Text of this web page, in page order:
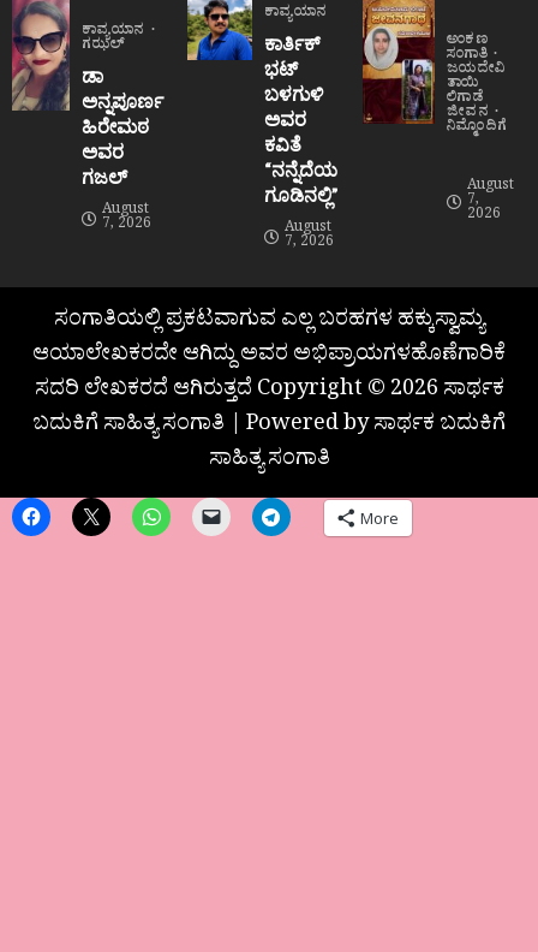
ಕಾವ್ಯಯಾನ
ಗಝಲ್
ಡಾ
ಅನ್ನಪೂರ್ಣ
ಹಿರೇಮಠ
ಅವರ
ಗಜಲ್
August
7, 2026
ಕಾವ್ಯಯಾನ
ಕಾರ್ತಿಕ್
ಭಟ್
ಬಳಗುಳಿ
ಅವರ
ಕವಿತೆ
“ನನ್ನೆದೆಯ
ಗೂಡಿನಲ್ಲಿ”
August
7, 2026
ಅಂಕಣ
ಸಂಗಾತಿ
ಜಯದೇವಿ
ತಾಯಿ
ಲಿಗಾಡೆ
ಜೀವನ
ನಿಮ್ಮೊಂದಿಗೆ
August
7,
2026
ಸಂಗಾತಿಯಲ್ಲಿ ಪ್ರಕಟವಾಗುವ ಎಲ್ಲ ಬರಹಗಳ ಹಕ್ಕುಸ್ವಾಮ್ಯ
ಆಯಾಲೇಖಕರದೇ ಆಗಿದ್ದು ಅವರ ಅಭಿಪ್ರಾಯಗಳಹೊಣೆಗಾರಿಕೆ
ಸದರಿ ಲೇಖಕರದೆ ಆಗಿರುತ್ತದೆ Copyright © 2026 ಸಾರ್ಥಕ
ಬದುಕಿಗೆ ಸಾಹಿತ್ಯ ಸಂಗಾತಿ | Powered by ಸಾರ್ಥಕ ಬದುಕಿಗೆ
ಸಾಹಿತ್ಯ ಸಂಗಾತಿ
More